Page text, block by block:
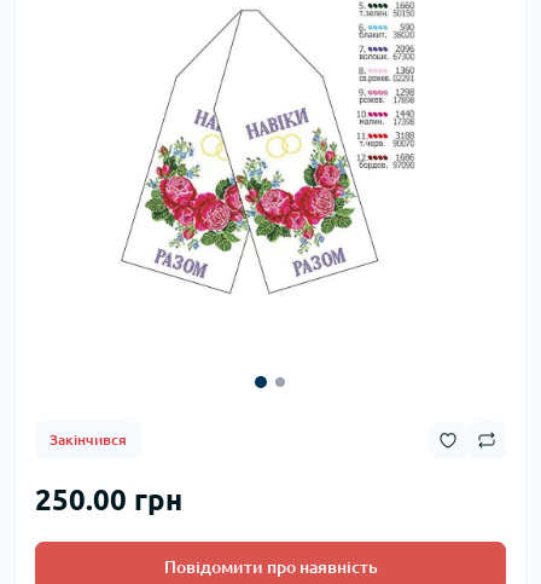
Закінчився
250.00 грн
Повідомити про наявність